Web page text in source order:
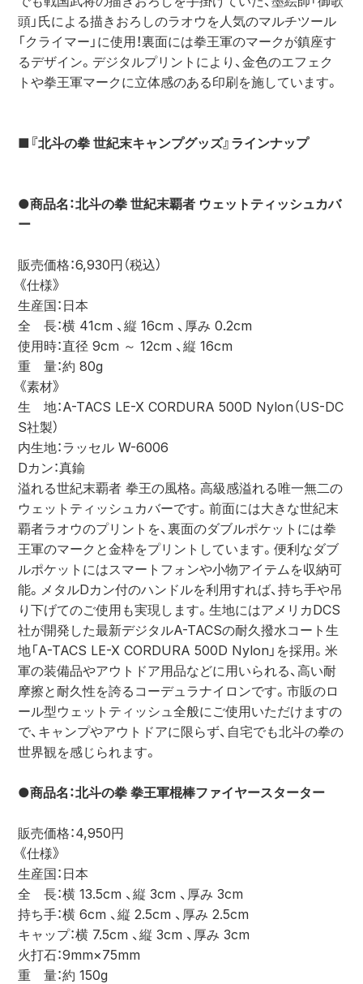
頭」氏による描きおろしのラオウを人気のマルチツール
「クライマー」に使用！裏面には拳王軍のマークが鎮座す
るデザイン。デジタルプリントにより、金色のエフェク
トや拳王軍マークに立体感のある印刷を施しています。
■『北斗の拳 世紀末キャンプグッズ』ラインナップ
●商品名：北斗の拳 世紀末覇者 ウェットティッシュカバ
ー
販売価格：6,930円（税込）
《仕様》
生産国：日本
全　長：横 41cm 、縦 16cm 、厚み 0.2cm
使用時：直径 9cm ～ 12cm 、縦 16cm
重　量：約 80g
《素材》
生　地：A-TACS LE-X CORDURA 500D Nylon（US-DC
S社製）
内生地：ラッセル W-6006
Dカン：真鍮
溢れる世紀末覇者 拳王の風格。高級感溢れる唯一無二の
ウェットティッシュカバーです。前面には大きな世紀末
覇者ラオウのプリントを、裏面のダブルポケットには拳
王軍のマークと金枠をプリントしています。便利なダブ
ルポケットにはスマートフォンや小物アイテムを収納可
能。メタルDカン付のハンドルを利用すれば、持ち手や吊
り下げてのご使用も実現します。生地にはアメリカDCS
社が開発した最新デジタルA-TACSの耐久撥水コート生
地「A-TACS LE-X CORDURA 500D Nylon」を採用。米
軍の装備品やアウトドア用品などに用いられる、高い耐
摩擦と耐久性を誇るコーデュラナイロンです。市販のロ
ール型ウェットティッシュ全般にご使用いただけますの
で、キャンプやアウトドアに限らず、自宅でも北斗の拳の
世界観を感じられます。
●商品名：北斗の拳 拳王軍棍棒ファイヤースターター
販売価格：4,950円
《仕様》
生産国：日本
全　長：横 13.5cm 、縦 3cm 、厚み 3cm
持ち手：横 6cm 、縦 2.5cm 、厚み 2.5cm
キャップ：横 7.5cm 、縦 3cm 、厚み 3cm
火打石：9mm×75mm
重　量：約 150g